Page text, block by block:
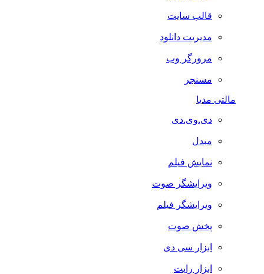
قالب سایت
مدیریت دانلود
مرورگر وب
مسنجر
مالتی مدیا
دی.وی.دی
مبدل
نمایش فیلم
ویرایشگر صوت
ویرایشگر فیلم
پخش صوت
ابزار سی دی
ابزار رایت